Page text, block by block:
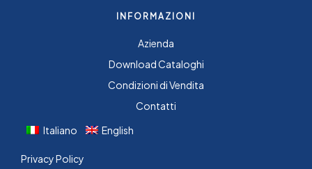
INFORMAZIONI
Azienda
Download Cataloghi
Condizioni di Vendita
Contatti
Italiano
English
Privacy Policy